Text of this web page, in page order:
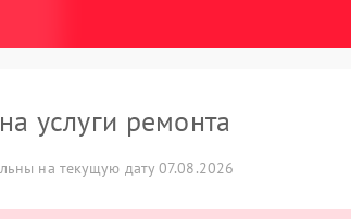
услуги ремонта
на текущую дату 07.08.2026